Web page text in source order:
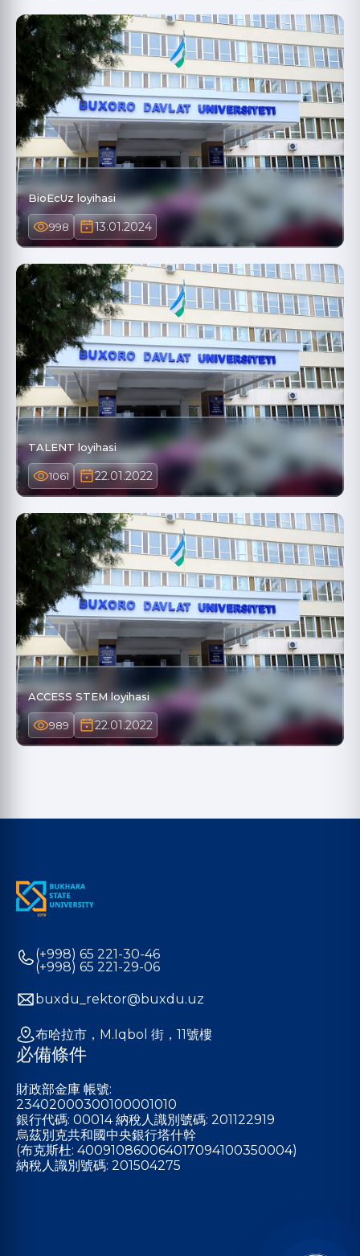
BioEcUz loyihasi
998 13.01.2024
TALENT loyihasi
1061 22.01.2022
ACCESS STEM loyihasi
989 22.01.2022
(+998) 65 221-30-46
(+998) 65 221-29-06
buxdu_rektor@buxdu.uz
布哈拉市，M.Iqbol 街，11號樓
必備條件
財政部金庫 帳號:
23402000300100001010
銀行代碼: 00014 納稅人識別號碼: 201122919
烏茲別克共和國中央銀行塔什幹
(布克斯杜: 400910860064017094100350004)
納稅人識別號碼: 201504275